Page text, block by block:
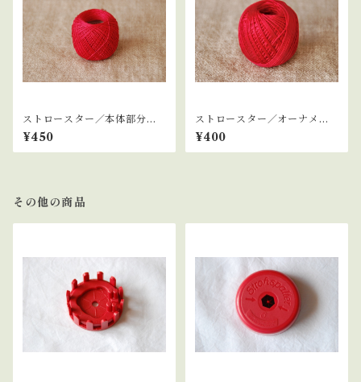
ストロースター／本体部分の
糸 赤
¥450
ストロースター／オーナメン
ト用輪っか部分の糸 赤
¥400
その他の商品